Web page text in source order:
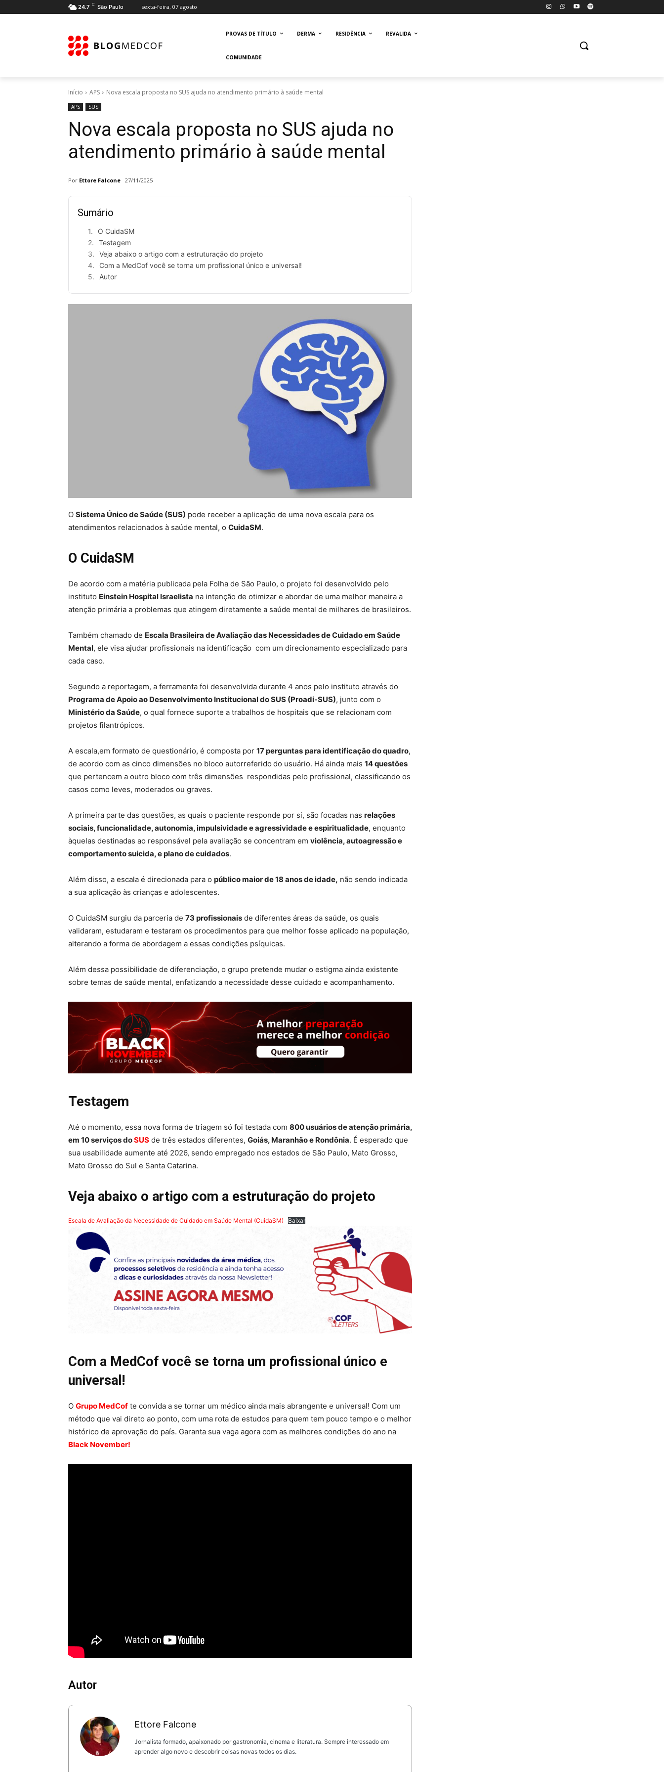
24.7 C São Paulo sexta-feira, 07 agosto
PROVAS DE TÍTULO DERMA RESIDÊNCIA REVALIDA
COMUNIDADE
Início APS Nova escala proposta no SUS ajuda no atendimento primário à saúde mental
APS SUS
Nova escala proposta no SUS ajuda no
atendimento primário à saúde mental
Por Ettore Falcone 27/11/2025
Sumário
O CuidaSM
Testagem
Veja abaixo o artigo com a estruturação do projeto
Com a MedCof você se torna um profissional único e universal!
Autor
O Sistema Único de Saúde (SUS) pode receber a aplicação de uma nova escala para os
atendimentos relacionados à saúde mental, o CuidaSM.
O CuidaSM
De acordo com a matéria publicada pela Folha de São Paulo, o projeto foi desenvolvido pelo
instituto Einstein Hospital Israelista na intenção de otimizar e abordar de uma melhor maneira a
atenção primária a problemas que atingem diretamente a saúde mental de milhares de brasileiros.
Também chamado de Escala Brasileira de Avaliação das Necessidades de Cuidado em Saúde
Mental, ele visa ajudar profissionais na identificação com um direcionamento especializado para
cada caso.
Segundo a reportagem, a ferramenta foi desenvolvida durante 4 anos pelo instituto através do
Programa de Apoio ao Desenvolvimento Institucional do SUS (Proadi-SUS), junto com o
Ministério da Saúde, o qual fornece suporte a trabalhos de hospitais que se relacionam com
projetos filantrópicos.
A escala,em formato de questionário, é composta por 17 perguntas para identificação do quadro,
de acordo com as cinco dimensões no bloco autorreferido do usuário. Há ainda mais 14 questões
que pertencem a outro bloco com três dimensões respondidas pelo profissional, classificando os
casos como leves, moderados ou graves.
A primeira parte das questões, as quais o paciente responde por si, são focadas nas relações
sociais, funcionalidade, autonomia, impulsividade e agressividade e espiritualidade, enquanto
àquelas destinadas ao responsável pela avaliação se concentram em violência, autoagressão e
comportamento suicida, e plano de cuidados.
Além disso, a escala é direcionada para o público maior de 18 anos de idade, não sendo indicada
a sua aplicação às crianças e adolescentes.
O CuidaSM surgiu da parceria de 73 profissionais de diferentes áreas da saúde, os quais
validaram, estudaram e testaram os procedimentos para que melhor fosse aplicado na população,
alterando a forma de abordagem a essas condições psíquicas.
Além dessa possibilidade de diferenciação, o grupo pretende mudar o estigma ainda existente
sobre temas de saúde mental, enfatizando a necessidade desse cuidado e acompanhamento.
Testagem
Até o momento, essa nova forma de triagem só foi testada com 800 usuários de atenção primária,
em 10 serviços doSUS de três estados diferentes, Goiás, Maranhão e Rondônia. É esperado que
sua usabilidade aumente até 2026, sendo empregado nos estados de São Paulo, Mato Grosso,
Mato Grosso do Sul e Santa Catarina.
Veja abaixo o artigo com a estruturação do projeto
Escala de Avaliação da Necessidade de Cuidado em Saúde Mental (CuidaSM) Baixar
Com a MedCof você se torna um profissional único e
universal!
O Grupo MedCof te convida a se tornar um médico ainda mais abrangente e universal! Com um
método que vai direto ao ponto, com uma rota de estudos para quem tem pouco tempo e o melhor
histórico de aprovação do país. Garanta sua vaga agora com as melhores condições do ano na
Black November!
Autor
Ettore Falcone
Jornalista formado, apaixonado por gastronomia, cinema e literatura. Sempre interessado em
aprender algo novo e descobrir coisas novas todos os dias.